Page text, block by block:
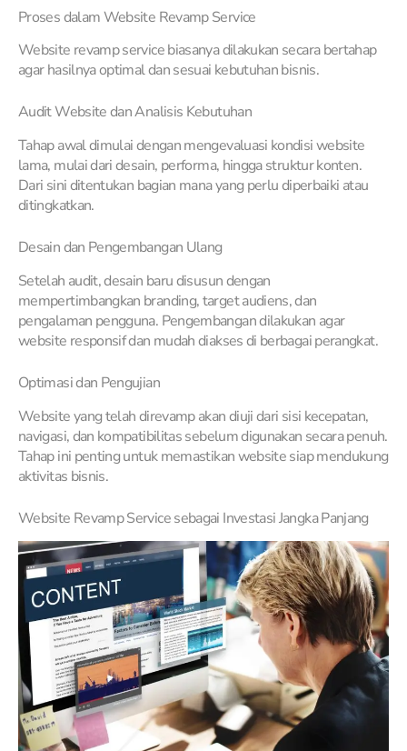
Proses dalam Website Revamp Service
Website revamp service biasanya dilakukan secara bertahap
agar hasilnya optimal dan sesuai kebutuhan bisnis.
Audit Website dan Analisis Kebutuhan
Tahap awal dimulai dengan mengevaluasi kondisi website
lama, mulai dari desain, performa, hingga struktur konten.
Dari sini ditentukan bagian mana yang perlu diperbaiki atau
ditingkatkan.
Desain dan Pengembangan Ulang
Setelah audit, desain baru disusun dengan
mempertimbangkan branding, target audiens, dan
pengalaman pengguna. Pengembangan dilakukan agar
website responsif dan mudah diakses di berbagai perangkat.
Optimasi dan Pengujian
Website yang telah direvamp akan diuji dari sisi kecepatan,
navigasi, dan kompatibilitas sebelum digunakan secara penuh.
Tahap ini penting untuk memastikan website siap mendukung
aktivitas bisnis.
Website Revamp Service sebagai Investasi Jangka Panjang